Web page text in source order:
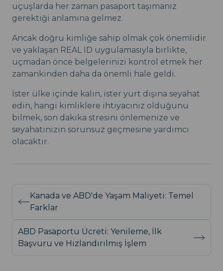
uçuşlarda her zaman pasaport taşımanız
gerektiği anlamına gelmez.
Ancak doğru kimliğe sahip olmak çok önemlidir
ve yaklaşan REAL ID uygulamasıyla birlikte,
uçmadan önce belgelerinizi kontrol etmek her
zamankinden daha da önemli hale geldi.
İster ülke içinde kalın, ister yurt dışına seyahat
edin, hangi kimliklere ihtiyacınız olduğunu
bilmek, son dakika stresini önlemenize ve
seyahatinizin sorunsuz geçmesine yardımcı
olacaktır.
Kanada ve ABD'de Yaşam Maliyeti: Temel
Farklar
ABD Pasaportu Ücreti: Yenileme, İlk
Başvuru ve Hızlandırılmış İşlem